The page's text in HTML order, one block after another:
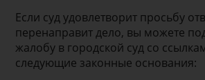
Если суд удовлетворит просьбу
перенаправит дело, вы можете
жалобу в городской суд со
следующие законные основания: